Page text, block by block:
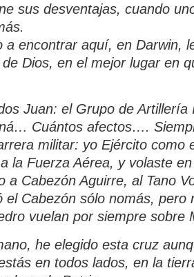
sus desventajas, cuando
a encontrar aquí, en Darwin,
Dios, en el mejor lugar en
Juan: el Grupo de
Cuántos afectos….
militar: yo Ejército
la Fuerza Aérea, y volaste
a Cabezón Aguirre, al Tano
el Cabezón sólo nomás, pero
vuelan por siempre sobre
he elegido esta cruz
en todos lados, en la